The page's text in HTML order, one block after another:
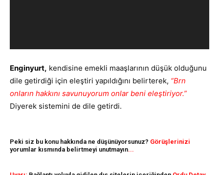
ı
c
ı
Enginyurt, kendisine emekli maaşlarının düşük olduğunu
dile getirdiği için eleştiri yapıldığını belirterek, “Brn
onların hakkını savunuyorum onlar beni eleştiriyor.”
Diyerek sistemini de dile getirdi.
Peki siz bu konu hakkında ne düşünüyorsunuz? Görüşlerinizi
yorumlar kısmında belirtmeyi unutmayın...